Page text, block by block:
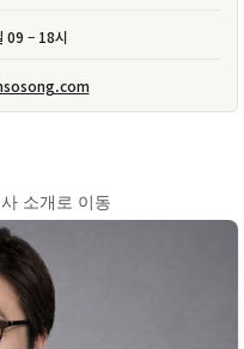
09 – 18시
소개로 이동